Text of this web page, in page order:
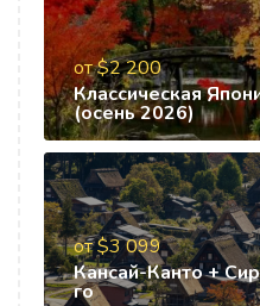
от $2 200
Классическая
(осень 2026)
от $3 099
Кансай-Канто +
го